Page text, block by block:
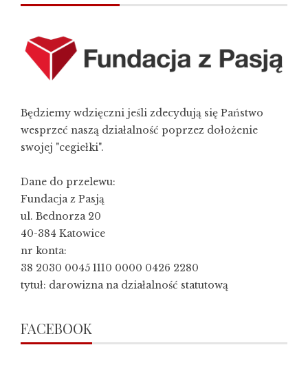
Będziemy wdzięczni jeśli zdecydują się Państwo
wesprzeć naszą działalność poprzez dołożenie
swojej "cegiełki".
Dane do przelewu:
Fundacja z Pasją
ul. Bednorza 20
40-384 Katowice
nr konta:
38 2030 0045 1110 0000 0426 2280
tytuł: darowizna na działalność statutową
FACEBOOK